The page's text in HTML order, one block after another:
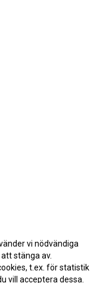
vi nödvändiga
stänga av.
t.ex. för statistik
vill acceptera dessa.